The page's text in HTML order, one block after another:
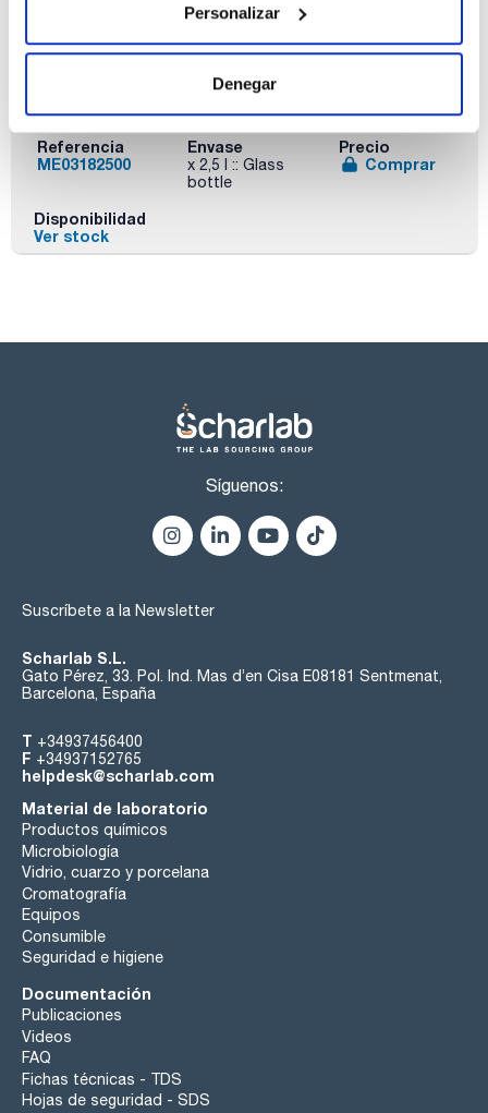
Personalizar
Denegar
Referencia
ME03182500
Envase
x 2,5 l :: Glass
bottle
Precio
Comprar
Disponibilidad
Ver stock
Síguenos:
Suscríbete a la Newsletter
Scharlab S.L.
Gato Pérez, 33. Pol. Ind. Mas d’en Cisa E08181 Sentmenat,
Barcelona, España
T +34937456400
F +34937152765
helpdesk@scharlab.com
Material de laboratorio
Productos químicos
Microbiología
Vidrio, cuarzo y porcelana
Cromatografía
Equipos
Consumible
Seguridad e higiene
Documentación
Publicaciones
Videos
FAQ
Fichas técnicas - TDS
Hojas de seguridad - SDS